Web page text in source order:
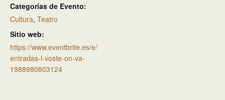
Categorías de Evento:
Cultura, Teatro
Sitio web:
https://www.eventbrite.es/e/
entradas-i-voste-on-va-
1988980803124